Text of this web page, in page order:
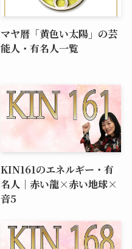
マヤ暦「黄色い太陽」の芸
能人・有名人一覧
KIN161のエネルギー・有
名人｜赤い龍×赤い地球×
音5